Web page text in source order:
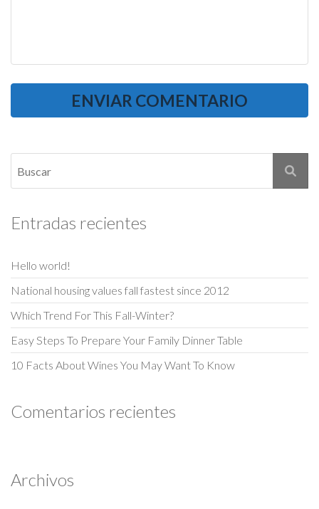
Entradas recientes
Hello world!
National housing values fall fastest since 2012
Which Trend For This Fall-Winter?
Easy Steps To Prepare Your Family Dinner Table
10 Facts About Wines You May Want To Know
Comentarios recientes
Archivos